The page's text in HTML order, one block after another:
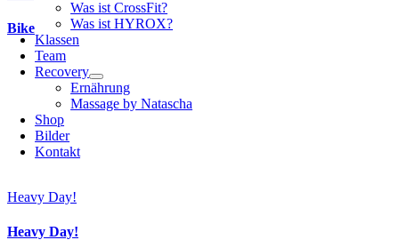
Was ist CrossFit?
Was ist HYROX?
Klassen
Team
Recovery
Ernährung
Massage by Natascha
Shop
Bilder
Kontakt
Bike
Heavy Day!
Heavy Day!